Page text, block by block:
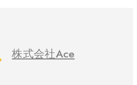
株式会社Ace